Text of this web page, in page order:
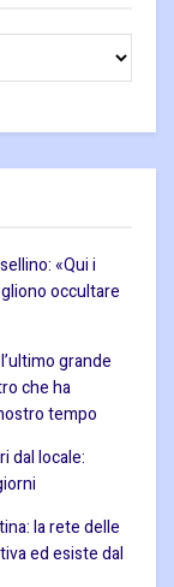
«Qui i
occultare
grande
che ha
tempo
dal locale:
la rete delle
ed esiste dal